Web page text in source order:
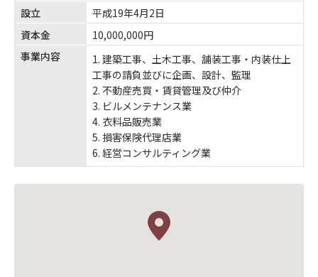
設立
平成19年4月2日
資本金
10,000,000円
事業内容
建築工事、土木工事、舗装工事・内装仕上
工事の請負並びに企画、設計、監理
不動産売買・賃貸管理及び仲介
ビルメンテナンス業
衣料品販売業
損害保険代理店業
経営コンサルティング業